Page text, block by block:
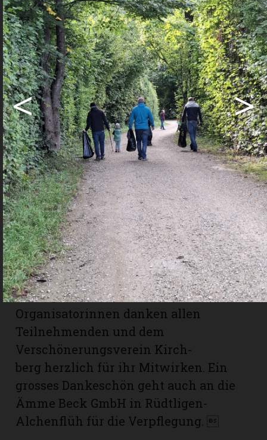
Clean-up gemeinsam angepackt.
Zahlreiche grosse und kleine Helfende
zogen los. Entlang der Emme befreiten
sie den Wald, die Wege und die
Böschungen von Abfall. Am Ende
kamen 29 Kilogramm Unrat zusammen.
Die Teilnehmenden fanden auch einige
Kuriositäten, wie ein Kissen, diverse
Badetücher, eine Bratpfanne und einen
Bolzenschneider. Die Reinigung des
Erholungsgebietes war ein prägendes
Erlebnis für die Teilnehmenden.
Gemeinsam konnten sie etwas
bewirken und einen wichtigen Beitrag
für die Umwelt und die Mitmenschen
leisten.
Die Organisatoren und
Organisatorinnen danken allen
Teilnehmenden und dem
Verschönerungsverein Kirch-
berg herzlich für ihr Mitwirken. Ein
grosses Dankeschön geht auch an die
Ämme Beck GmbH in Rüdtligen-
Alchenflüh für die Verpflegung. 
< >